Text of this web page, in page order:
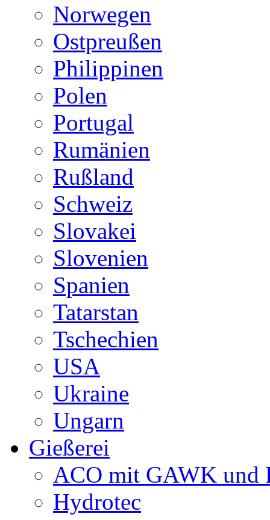
Norwegen
Ostpreußen
Philippinen
Polen
Portugal
Rumänien
Rußland
Schweiz
Slovakei
Slovenien
Spanien
Tatarstan
Tschechien
USA
Ukraine
Ungarn
Gießerei
ACO mit GAWK und
Hydrotec